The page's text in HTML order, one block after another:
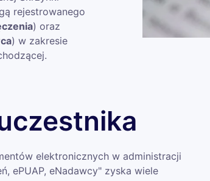
rejestrowanego
) oraz
) w zakresie
elektronicznych w administracji
ePUAP, eNadawcy" zyska wiele